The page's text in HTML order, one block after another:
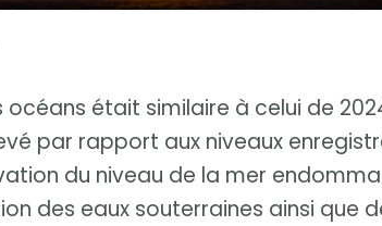
océans était similaire à celui de
par rapport aux niveaux
du niveau de la mer
des eaux souterraines ainsi que